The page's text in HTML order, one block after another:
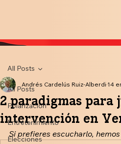
All Posts
Polarización
Entretenimiento
Elecciones
All Posts
2 paradigmas
intervención en
Andrés Cardelús Ruiz-Alberdi 14
Si prefieres escucharlo,